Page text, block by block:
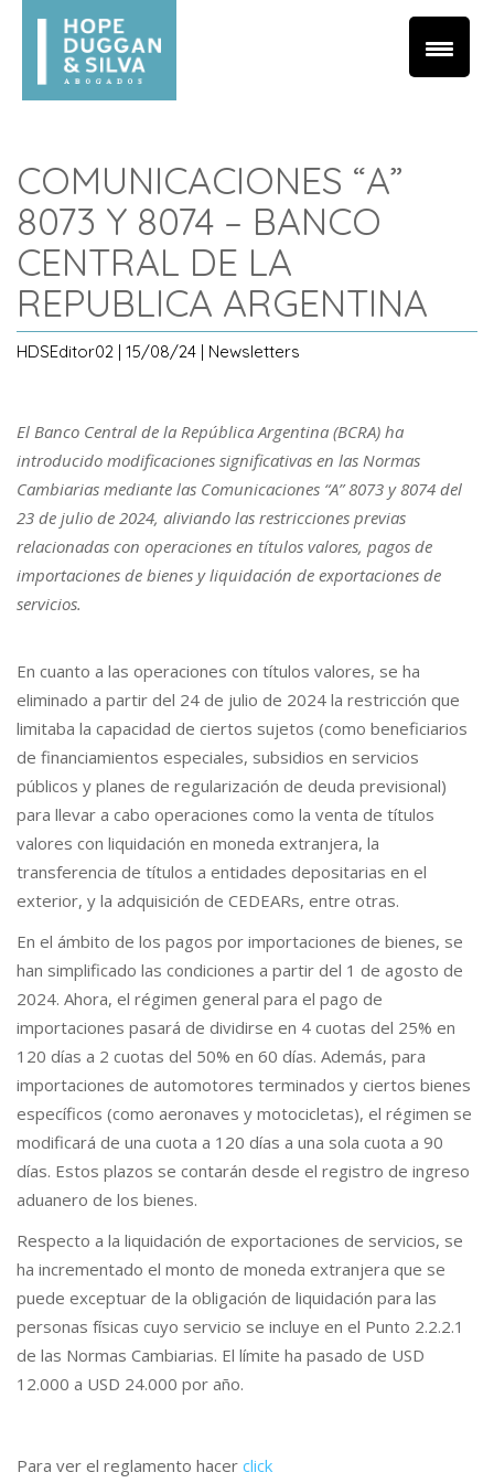
COMUNICACIONES “A”
8073 Y 8074 – BANCO
CENTRAL DE LA
REPUBLICA ARGENTINA
HDSEditor02 | 15/08/24 | Newsletters
El Banco Central de la República Argentina (BCRA) ha
introducido modificaciones significativas en las Normas
Cambiarias mediante las Comunicaciones “A” 8073 y 8074 del
23 de julio de 2024, aliviando las restricciones previas
relacionadas con operaciones en títulos valores, pagos de
importaciones de bienes y liquidación de exportaciones de
servicios.
En cuanto a las operaciones con títulos valores, se ha
eliminado a partir del 24 de julio de 2024 la restricción que
limitaba la capacidad de ciertos sujetos (como beneficiarios
de financiamientos especiales, subsidios en servicios
públicos y planes de regularización de deuda previsional)
para llevar a cabo operaciones como la venta de títulos
valores con liquidación en moneda extranjera, la
transferencia de títulos a entidades depositarias en el
exterior, y la adquisición de CEDEARs, entre otras.
En el ámbito de los pagos por importaciones de bienes, se
han simplificado las condiciones a partir del 1 de agosto de
2024. Ahora, el régimen general para el pago de
importaciones pasará de dividirse en 4 cuotas del 25% en
120 días a 2 cuotas del 50% en 60 días. Además, para
importaciones de automotores terminados y ciertos bienes
específicos (como aeronaves y motocicletas), el régimen se
modificará de una cuota a 120 días a una sola cuota a 90
días. Estos plazos se contarán desde el registro de ingreso
aduanero de los bienes.
Respecto a la liquidación de exportaciones de servicios, se
ha incrementado el monto de moneda extranjera que se
puede exceptuar de la obligación de liquidación para las
personas físicas cuyo servicio se incluye en el Punto 2.2.2.1
de las Normas Cambiarias. El límite ha pasado de USD
12.000 a USD 24.000 por año.
Para ver el reglamento hacer click